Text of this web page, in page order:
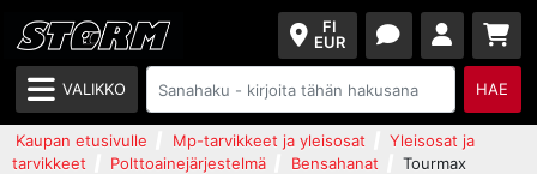
FI
EUR
VALIKKO HAE
Kaupan etusivulle Mp-tarvikkeet ja yleisosat
Yleisosat ja
tarvikkeet
Polttoainejärjestelmä Bensahanat
Tourmax